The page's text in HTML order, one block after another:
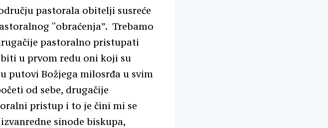
pastorala obitelji susreće
“obraćenja”. Trebamo
pastoralno pristupati
u prvom redu oni koji su
putovi Božjega milosrđa u svim
od sebe, drugačije
pristup i to je čini mi se
sinode biskupa,